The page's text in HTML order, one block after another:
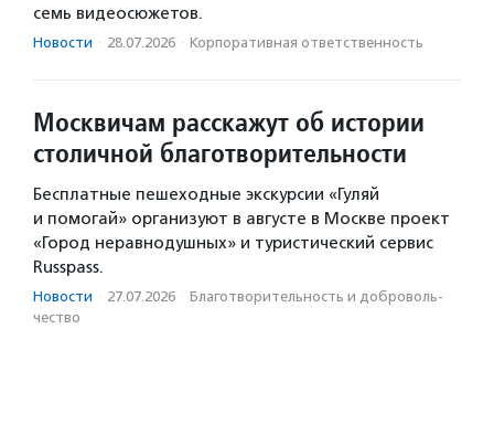
семь видеосюжетов.
Новости · 28.07.2026 · Корпоративная ответственность
Москвичам расскажут об истории
столичной благотворительности
Бесплатные пешеходные экскурсии «Гуляй
и помогай» организуют в августе в Москве проект
«Город неравнодушных» и туристический сервис
Russpass.
Новости · 27.07.2026 · Благотвори­тель­ность и доброволь­
чест­во